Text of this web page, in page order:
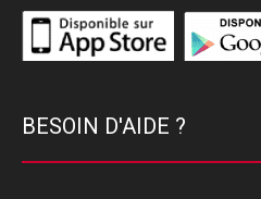
BESOIN D'AIDE ?